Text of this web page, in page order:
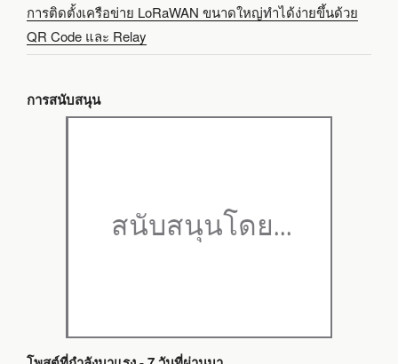
การติดตั้งเครือข่าย LoRaWAN ขนาดใหญ่ทำได้ง่ายขึ้นด้วย
QR Code และ Relay
การสนับสนุน